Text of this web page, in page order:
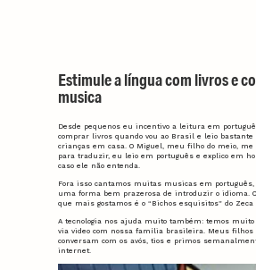
Estimule a língua com livros e
musica
Desde pequenos eu incentivo a leitura em
comprar livros quando vou ao Brasil e leio bastante
crianças em casa. O Miguel, meu filho do meio, me
para traduzir, eu leio em português e explico em
caso ele não entenda.
Fora isso cantamos muitas musicas em português,
uma forma bem prazerosa de introduzir o idioma.
que mais gostamos é o “Bichos esquisitos” do Zeca
A tecnologia nos ajuda muito também: temos muito
via video com nossa família brasileira. Meus filhos
conversam com os avós, tios e primos
internet.